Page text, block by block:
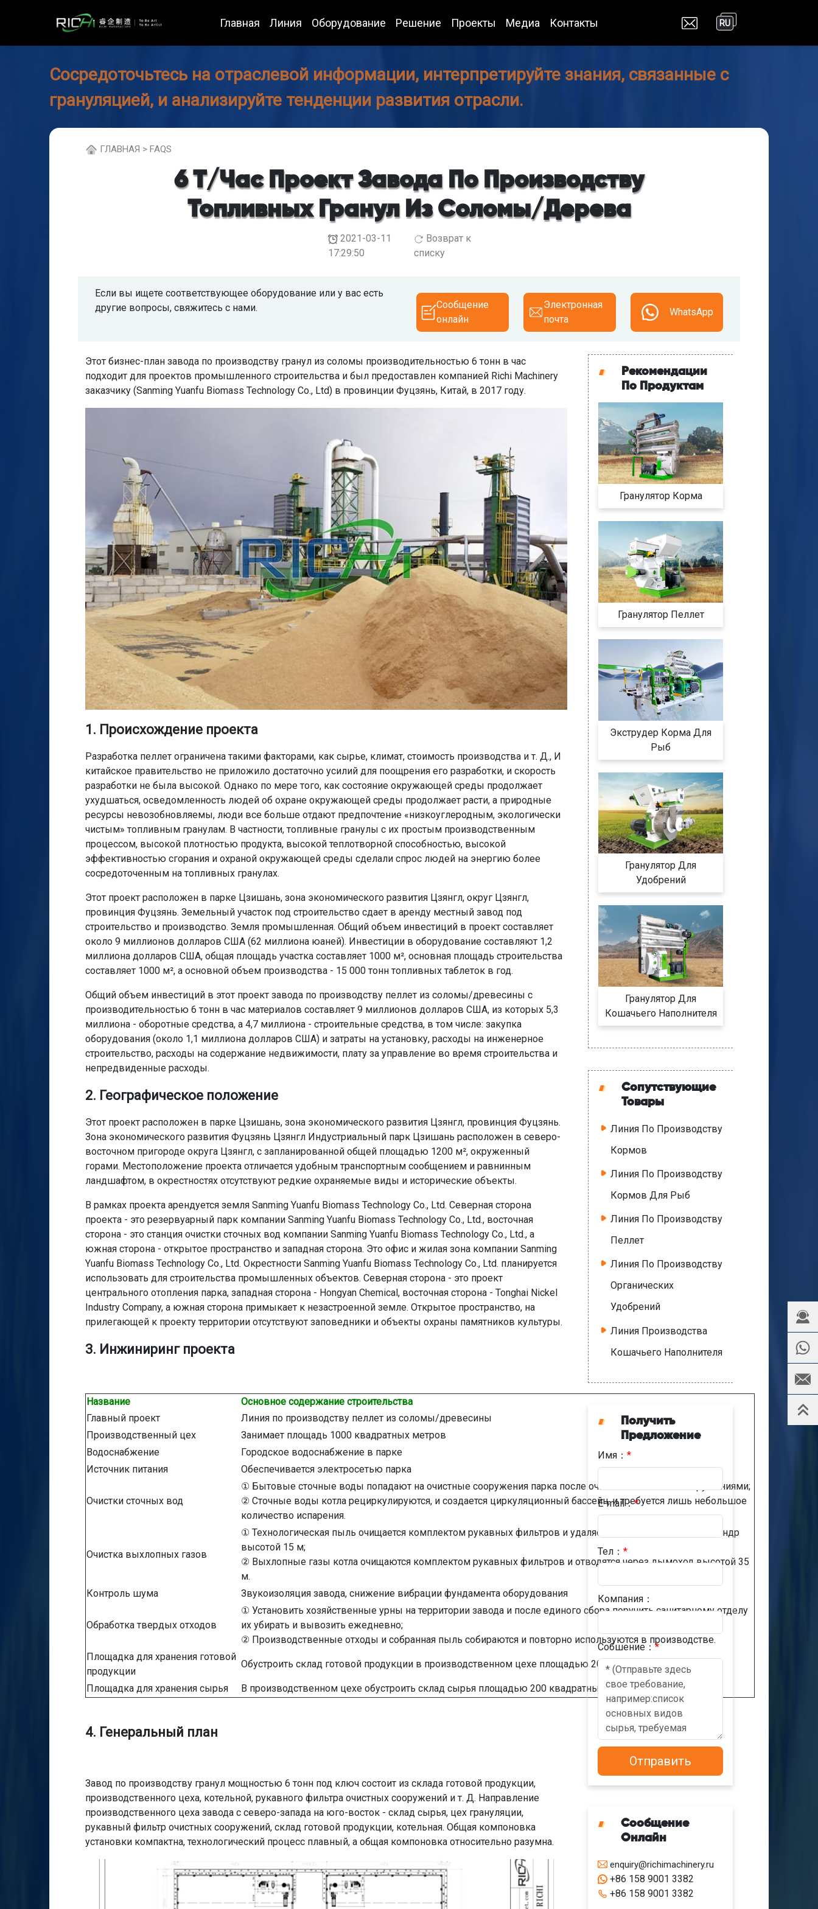
Главная Линия Оборудование Решение Проекты Медиа Контакты RU
Сосредоточьтесь на отраслевой информации, интерпретируйте знания, связанные с
грануляцией, и анализируйте тенденции развития отрасли.
ГЛABHAЯ > FAQS
6 Т/час Проект Завода По Производству
Топливных Гранул Из Соломы/Дерева
2021-03-11
17:29:50
Возврат к
списку
Если вы ищете соответствующее оборудование или у вас есть
другие вопросы, свяжитесь с нами.
Сообщение
онлайн
Электронная
почта
WhatsApp
Этот бизнес-план завода по производству гранул из соломы производительностью 6 тонн в час
подходит для проектов промышленного строительства и был предоставлен компанией Richi Machinery
заказчику (Sanming Yuanfu Biomass Technology Co., Ltd) в провинции Фуцзянь, Китай, в 2017 году.
1. Происхождение проекта
Разработка пеллет ограничена такими факторами, как сырье, климат, стоимость производства и т. Д., И
китайское правительство не приложило достаточно усилий для поощрения его разработки, и скорость
разработки не была высокой. Однако по мере того, как состояние окружающей среды продолжает
ухудшаться, осведомленность людей об охране окружающей среды продолжает расти, а природные
ресурсы невозобновляемы, люди все больше отдают предпочтение «низкоуглеродным, экологически
чистым» топливным гранулам. В частности, топливные гранулы с их простым производственным
процессом, высокой плотностью продукта, высокой теплотворной способностью, высокой
эффективностью сгорания и охраной окружающей среды сделали спрос людей на энергию более
сосредоточенным на топливных гранулах.
Этот проект расположен в парке Цзишань, зона экономического развития Цзянгл, округ Цзянгл,
провинция Фуцзянь. Земельный участок под строительство сдает в аренду местный завод под
строительство и производство. Земля промышленная. Общий объем инвестиций в проект составляет
около 9 миллионов долларов США (62 миллиона юаней). Инвестиции в оборудование составляют 1,2
миллиона долларов США, общая площадь участка составляет 1000 м², основная площадь строительства
составляет 1000 м², а основной объем производства - 15 000 тонн топливных таблеток в год.
Общий объем инвестиций в этот проект завода по производству пеллет из соломы/древесины с
производительностью 6 тонн в час материалов составляет 9 миллионов долларов США, из которых 5,3
миллиона - оборотные средства, а 4,7 миллиона - строительные средства, в том числе: закупка
оборудования (около 1,1 миллиона долларов США) и затраты на установку, расходы на инженерное
строительство, расходы на содержание недвижимости, плату за управление во время строительства и
непредвиденные расходы.
2. Географическое положение
Этот проект расположен в парке Цзишань, зона экономического развития Цзянгл, провинция Фуцзянь.
Зона экономического развития Фуцзянь Цзянгл Индустриальный парк Цзишань расположен в северо-
восточном пригороде округа Цзянгл, с запланированной общей площадью 1200 м², окруженный
горами. Местоположение проекта отличается удобным транспортным сообщением и равнинным
ландшафтом, в окрестностях отсутствуют редкие охраняемые виды и исторические объекты.
В рамках проекта арендуется земля Sanming Yuanfu Biomass Technology Co., Ltd. Северная сторона
проекта - это резервуарный парк компании Sanming Yuanfu Biomass Technology Co., Ltd., восточная
сторона - это станция очистки сточных вод компании Sanming Yuanfu Biomass Technology Co., Ltd., а
южная сторона - открытое пространство и западная сторона. Это офис и жилая зона компании Sanming
Yuanfu Biomass Technology Co., Ltd. Окрестности Sanming Yuanfu Biomass Technology Co., Ltd. планируется
использовать для строительства промышленных объектов. Северная сторона - это проект
центрального отопления парка, западная сторона - Hongyan Chemical, восточная сторона - Tonghai Nickel
Industry Company, а южная сторона примыкает к незастроенной земле. Открытое пространство, на
прилегающей к проекту территории отсутствуют заповедники и объекты охраны памятников культуры.
3. Инжиниринг проекта
Название
Основное содержание строительства
Главный проект
Линия по производству пеллет из соломы/древесины
Производственный цех
Занимает площадь 1000 квадратных метров
Водоснабжение
Городское водоснабжение в парке
Источник питания
Обеспечивается электросетью парка
Очистки сточных вод
① Бытовые сточные воды попадают на очистные сооружения парка после очистки очистными сооружениями;
② Сточные воды котла рециркулируются, и создается циркуляционный бассейн, и требуется лишь небольшое
количество испарения.
Очистка выхлопных газов
① Технологическая пыль очищается комплектом рукавных фильтров и удаляется через выпускной цилиндр
высотой 15 м;
② Выхлопные газы котла очищаются комплектом рукавных фильтров и отводятся через дымоход высотой 35
м.
Контроль шума
Звукоизоляция завода, снижение вибрации фундамента оборудования
Обработка твердых отходов
① Установить хозяйственные урны на территории завода и после единого сбора поручить санитарному отделу
их убирать и вывозить ежедневно;
② Производственные отходы и собранная пыль собираются и повторно используются в производстве.
Площадка для хранения готовой
продукции
Обустроить склад готовой продукции в производственном цехе площадью 200 квадратных метров.
Площадка для хранения сырья В производственном цехе обустроить склад сырья площадью 200 квадратных метров.
4. Генеральный план
Завод по производству гранул мощностью 6 тонн под ключ состоит из склада готовой продукции,
производственного цеха, котельной, рукавного фильтра очистных сооружений и т. Д. Направление
производственного цеха завода с северо-запада на юго-восток - склад сырья, цех грануляции,
рукавный фильтр очистных сооружений, склад готовой продукции, котельная. Общая компоновка
установки компактна, технологический процесс плавный, а общая компоновка относительно разумна.
Рекомендации
По Продуктам
Гранулятор Корма
Гранулятор Пеллет
Экструдер Корма Для
Рыб
Гранулятор Для
Удобрений
Гранулятор Для
Кошачьего Наполнителя
Сопутствующие
Товары
Линия По Производству
Кормов
Линия По Производству
Кормов Для Рыб
Линия По Производству
Пеллет
Линия По Производству
Органических
Удобрений
Линия Производства
Кошачьего Наполнителя
Получить
Предложение
Имя：*
E-mail：*
Тел：*
Компания：
Cобшениe：*
Сообщение
Онлайн
enquiry@richimachinery.ru
+86 158 9001 3382
+86 158 9001 3382